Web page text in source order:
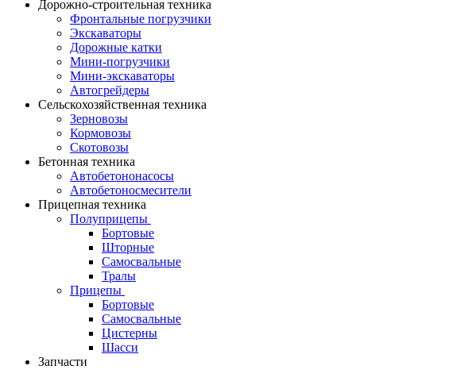
Дорожно-строительная техника
Фронтальные погрузчики
Экскаваторы
Дорожные катки
Мини-погрузчики
Мини-экскаваторы
Автогрейдеры
Сельскохозяйственная техника
Зерновозы
Кормовозы
Скотовозы
Бетонная техника
Автобетононасосы
Автобетоносмесители
Прицепная техника
Полуприцепы
Бортовые
Шторные
Самосвальные
Тралы
Прицепы
Бортовые
Самосвальные
Цистерны
Шасси
Запчасти